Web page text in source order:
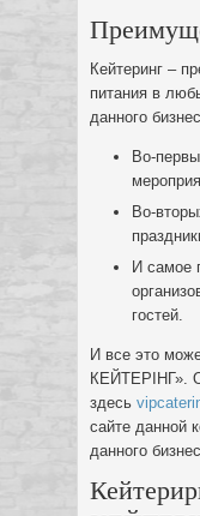
Кейтеринг –
питания в
данного
Во-
Во-
И самое
гостей.
И все это
КЕЙТЕРІНГ».
здесь
сайте данной
данного